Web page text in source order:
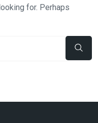
for. Perhaps